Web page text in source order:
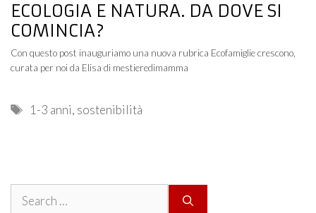
ECOLOGIA E NATURA. DA DOVE SI
COMINCIA?
Con questo post inauguriamo una nuova rubrica Ecofamiglie crescono,
curata per noi da Elisa di mestieredimamma
Tags
1-3 anni, sostenibilità
Search